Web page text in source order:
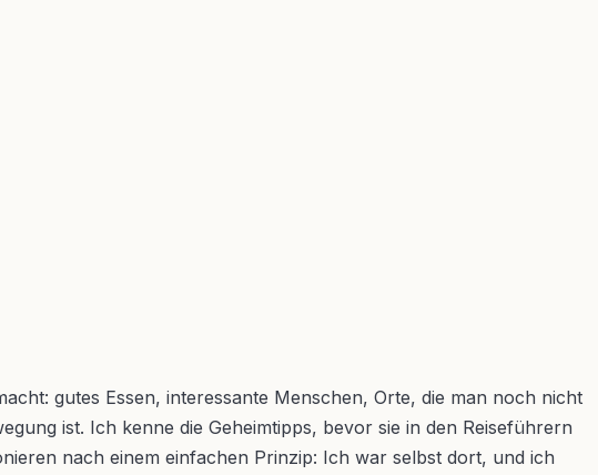
gutes Essen, interessante Menschen, Orte, die man noch nicht
ist. Ich kenne die Geheimtipps, bevor sie in den Reiseführern
nach einem einfachen Prinzip: Ich war selbst dort, und ich